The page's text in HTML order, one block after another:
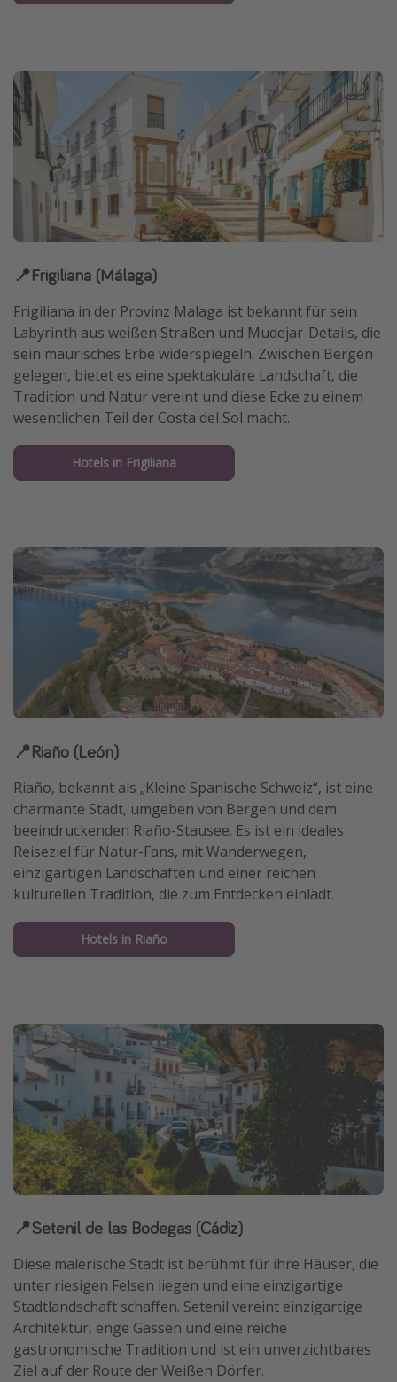
📍Frigiliana (Málaga)
Frigiliana in der Provinz Malaga ist bekannt für sein
Labyrinth aus weißen Straßen und Mudejar-Details, die
sein maurisches Erbe widerspiegeln. Zwischen Bergen
gelegen, bietet es eine spektakuläre Landschaft, die
Tradition und Natur vereint und diese Ecke zu einem
wesentlichen Teil der Costa del Sol macht.
Hotels in Frigiliana
📍Riaño (León)
Riaño, bekannt als „Kleine Spanische Schweiz“, ist eine
charmante Stadt, umgeben von Bergen und dem
beeindruckenden Riaño-Stausee. Es ist ein ideales
Reiseziel für Natur-Fans, mit Wanderwegen,
einzigartigen Landschaften und einer reichen
kulturellen Tradition, die zum Entdecken einlädt.
Hotels in Riaño
📍Setenil de las Bodegas (Cádiz)
Diese malerische Stadt ist berühmt für ihre Häuser, die
unter riesigen Felsen liegen und eine einzigartige
Stadtlandschaft schaffen. Setenil vereint einzigartige
Architektur, enge Gassen und eine reiche
gastronomische Tradition und ist ein unverzichtbares
Ziel auf der Route der Weißen Dörfer.